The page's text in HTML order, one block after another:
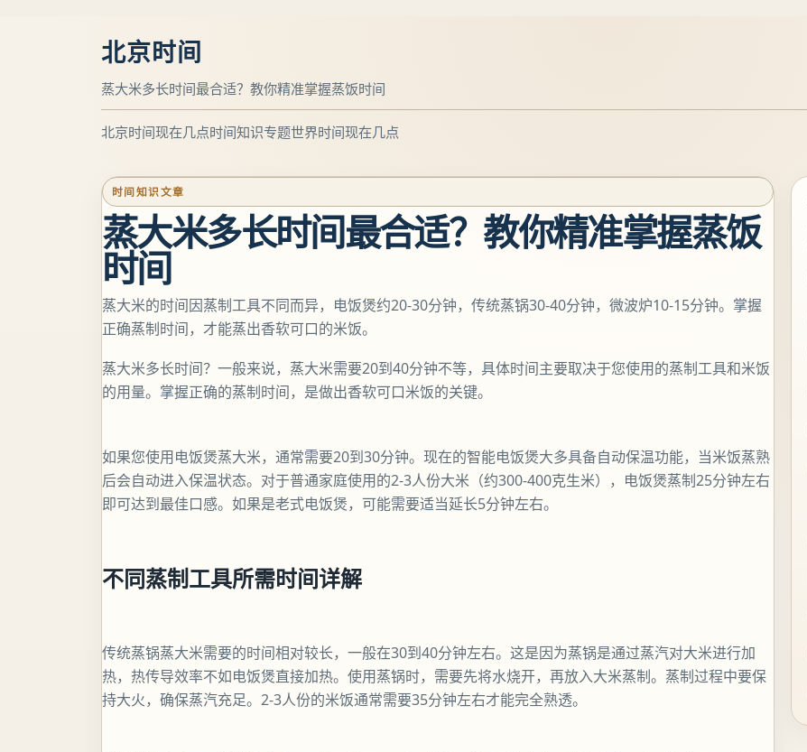
北京时间
蒸大米多长时间最合适？教你精准掌握蒸饭时间
北京时间现在几点时间知识专题世界时间现在几点
时间知识文章
蒸大米多长时间最合适？教你精准掌握蒸饭
时间
蒸大米的时间因蒸制工具不同而异，电饭煲约20-30分钟，传统蒸锅30-40分钟，微波炉10-15分钟。掌握
正确蒸制时间，才能蒸出香软可口的米饭。
蒸大米多长时间？一般来说，蒸大米需要20到40分钟不等，具体时间主要取决于您使用的蒸制工具和米饭
的用量。掌握正确的蒸制时间，是做出香软可口米饭的关键。
如果您使用电饭煲蒸大米，通常需要20到30分钟。现在的智能电饭煲大多具备自动保温功能，当米饭蒸熟
后会自动进入保温状态。对于普通家庭使用的2-3人份大米（约300-400克生米），电饭煲蒸制25分钟左右
即可达到最佳口感。如果是老式电饭煲，可能需要适当延长5分钟左右。
不同蒸制工具所需时间详解
传统蒸锅蒸大米需要的时间相对较长，一般在30到40分钟左右。这是因为蒸锅是通过蒸汽对大米进行加
热，热传导效率不如电饭煲直接加热。使用蒸锅时，需要先将水烧开，再放入大米蒸制。蒸制过程中要保
持大火，确保蒸汽充足。2-3人份的米饭通常需要35分钟左右才能完全熟透。